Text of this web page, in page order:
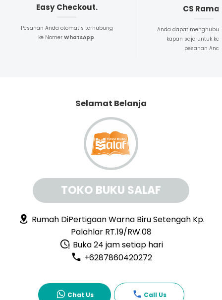
Easy Checkout.
Pesanan Anda otomatis terhubung
ke NomerWhatsApp.
CS
Anda dapat
kapan saja untuk
pesanan
Selamat Belanja
TOKO BUKU SALAF
Rumah DiPertigaan Warna Biru Setengah Kp.
Palahlar RT.19/RW.08
Buka 24 jam setiap hari
+6287860420272
Chat Us Call Us